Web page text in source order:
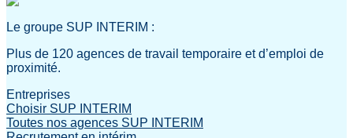
Le groupe SUP INTERIM :
Plus de 120 agences de travail temporaire et d’emploi de
proximité.
Entreprises
Choisir SUP INTERIM
Toutes nos agences SUP INTERIM